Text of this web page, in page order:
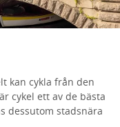
kan cykla från den
cykel ett av de bästa
dessutom stadsnära